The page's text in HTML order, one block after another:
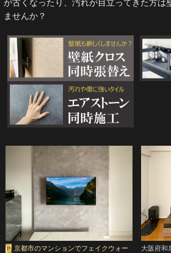
が古くなったり、汚れが目立ってきた方は
ませんか？
京都市のマンションでフェイクウォー
大阪府和